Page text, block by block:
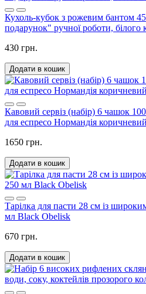
Кухоль-кубок з рожевим бантом
подарунок" ручної роботи, білого
430 грн.
Додати в кошик
Кавовий сервіз (набір) 6 чашок
для еспресо Нормандія коричневий
1650 грн.
Додати в кошик
Тарілка для пасти 28 см із
мл Black Obelisk
670 грн.
Додати в кошик